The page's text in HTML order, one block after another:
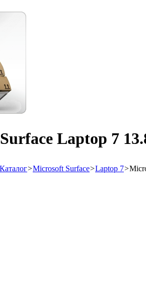
Laptop 7
Каталог>Microsoft Surface>Laptop 7>